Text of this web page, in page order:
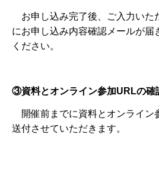
お申し込み完了後、ご入力いた
にお申し込み内容確認メールが届
ください。
③資料とオンライン参加URLの確
開催前までに資料とオンライン
送付させていただきます。